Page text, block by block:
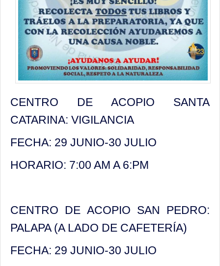
CENTRO DE ACOPIO SANTA
CATARINA: VIGILANCIA
FECHA: 29 JUNIO-30 JULIO
HORARIO: 7:00 AM A 6:PM
CENTRO DE ACOPIO SAN PEDRO:
PALAPA (A LADO DE CAFETERÍA)
FECHA: 29 JUNIO-30 JULIO